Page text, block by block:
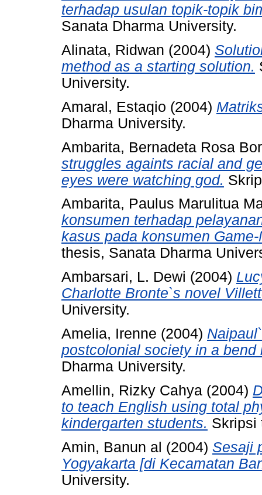
terhadap usulan topik-topik
Sanata Dharma University.
Alinata, Ridwan (2004)
method as a starting solution.
University.
Amaral, Estaqio (2004)
Dharma University.
Ambarita, Bernadeta Rosa
struggles againts racial and
eyes were watching god.
Ambarita, Paulus Marulitua
konsumen terhadap
kasus pada konsumen
thesis, Sanata Dharma
Ambarsari, L. Dewi (2004)
Charlotte Bronte`s novel
University.
Amelia, Irenne (2004)
postcolonial society in a bend
Dharma University.
Amellin, Rizky Cahya (2004)
to teach English using total
kindergarten students. Skripsi
Amin, Banun al (2004) Sesaji
Yogyakarta [di Kecamatan
University.